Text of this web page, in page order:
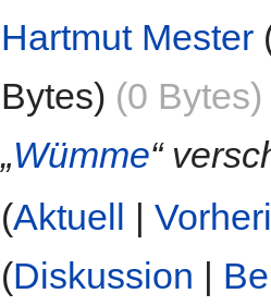
Hartmut Mester
Bytes) (0 Bytes)
„Wümme“
(Aktuell |
(Diskussion |